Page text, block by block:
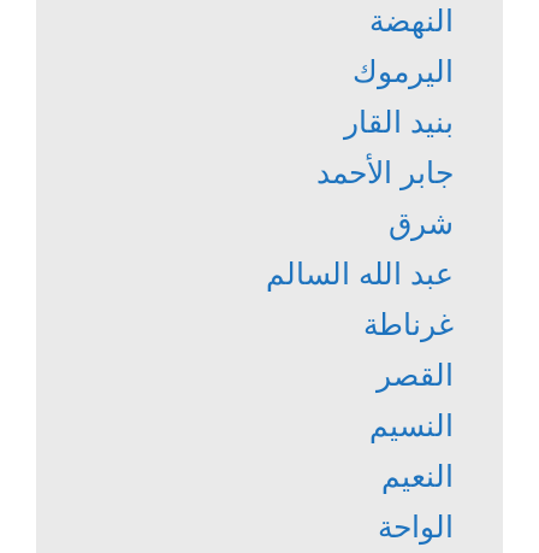
النهضة
اليرموك
بنيد القار
جابر الأحمد
شرق
عبد الله السالم
غرناطة
القصر
النسيم
النعيم
الواحة